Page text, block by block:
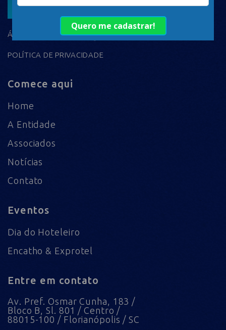
ASSOCIAR
ÁREA DO ASSOCIADO
POLÍTICA DE PRIVACIDADE
Comece aqui
Home
A Entidade
Associados
Notícias
Contato
Eventos
Dia do Hoteleiro
Encatho & Exprotel
Entre em contato
Av. Pref. Osmar Cunha, 183 /
Bloco B, Sl. 801 / Centro /
88015-100 / Florianópolis / SC